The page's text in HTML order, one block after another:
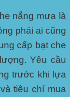
nắng mưa là
phải ai cũng
cấp bạt che
Yêu cầu
trước khi lựa
tiêu chí mua